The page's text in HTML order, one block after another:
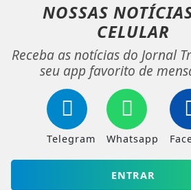
NOSSAS
CELULAR
Receba as notícias do Jornal
seu app favorito de
Telegram Whatsapp
ENTRAR